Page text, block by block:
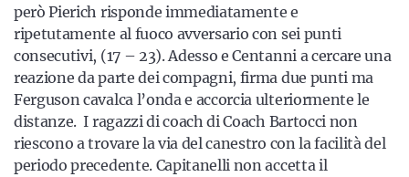
però Pierich risponde immediatamente e
ripetutamente al fuoco avversario con sei punti
consecutivi, (17 – 23). Adesso e Centanni a cercare una
reazione da parte dei compagni, firma due punti ma
Ferguson cavalca l’onda e accorcia ulteriormente le
distanze. I ragazzi di coach di Coach Bartocci non
riescono a trovare la via del canestro con la facilità del
periodo precedente. Capitanelli non accetta il